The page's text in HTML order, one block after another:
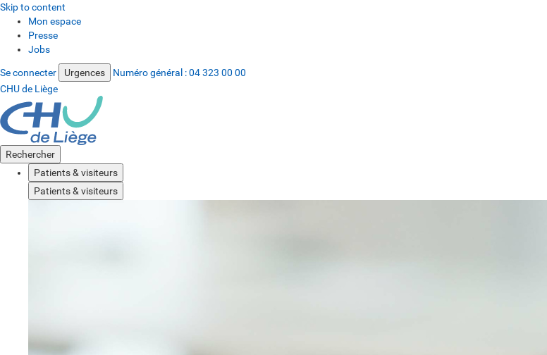
Skip to content
Mon espace
Presse
Jobs
Se connecter Urgences Numéro général :04 323 00 00
CHU de Liège
Rechercher
Patients & visiteurs
Patients & visiteurs